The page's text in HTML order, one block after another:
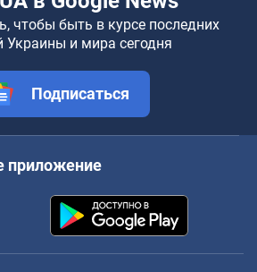
чтобы быть в курсе последних
Украины и мира сегодня
Подписаться
приложение